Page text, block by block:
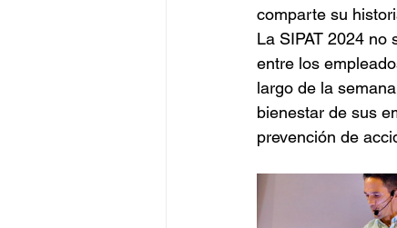
comparte su
La SIPAT 2024 no
entre los
largo de la
bienestar de sus
prevención de